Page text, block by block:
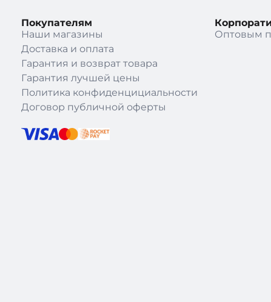
Покупателям
Наши магазины
Доставка и оплата
Гарантия и возврат товара
Гарантия лучшей цены
Политика конфиденцициальности
Договор публичной оферты
Оптовым